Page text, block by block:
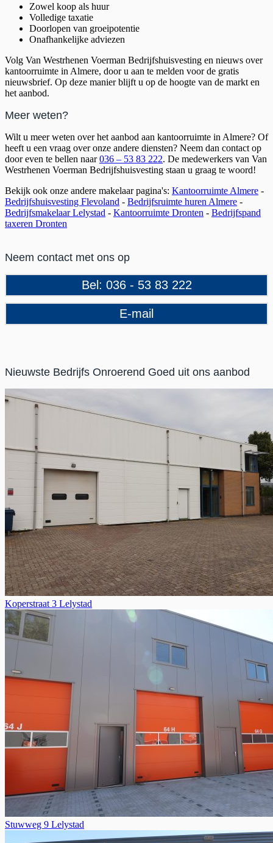
Zowel koop als huur
Volledige taxatie
Doorlopen van groeipotentie
Onafhankelijke adviezen
Volg Van Westrhenen Voerman Bedrijfshuisvesting en nieuws over
kantoorruimte in Almere, door u aan te melden voor de gratis
nieuwsbrief. Op deze manier blijft u op de hoogte van de markt en
het aanbod.
Meer weten?
Wilt u meer weten over het aanbod aan kantoorruimte in Almere? Of
heeft u een vraag over onze andere diensten? Neem dan contact op
door even te bellen naar036 – 53 83 222. De medewerkers van Van
Westrhenen Voerman Bedrijfshuisvesting staan u graag te woord!
Bekijk ook onze andere makelaar pagina's: Kantoorruimte Almere -
Bedrijfshuisvesting Flevoland - Bedrijfsruimte huren Almere -
Bedrijfsmakelaar Lelystad - Kantoorruimte Dronten - Bedrijfspand
taxeren Dronten
Neem contact met ons op
Bel: 036 - 53 83 222
E-mail
Nieuwste Bedrijfs Onroerend Goed uit ons aanbod
Koperstraat 3 Lelystad
Stuwweg 9 Lelystad